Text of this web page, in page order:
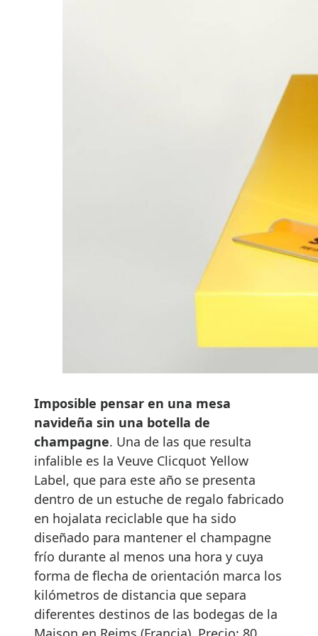
Imposible pensar en una mesa
navideña sin una botella de
champagne. Una de las que resulta
infalible es la Veuve Clicquot Yellow
Label, que para este año se presenta
dentro de un estuche de regalo fabricado
en hojalata reciclable que ha sido
diseñado para mantener el champagne
frío durante al menos una hora y cuya
forma de flecha de orientación marca los
kilómetros de distancia que separa
diferentes destinos de las bodegas de la